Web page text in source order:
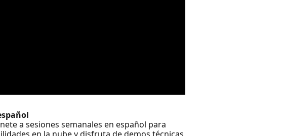
a sesiones semanales en español para
en la nube y disfruta de demos técnicas